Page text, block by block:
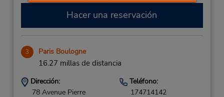
Hacer una reservación
3 Paris Boulogne
16.27 millas de distancia
Dirección:
78 Avenue Pierre
Teléfono:
174714142